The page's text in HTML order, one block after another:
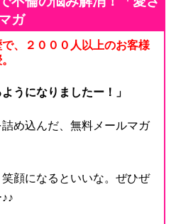
ガ
、２０００人以上のお客様
うになりましたー！」
め込んだ、無料メールマガ
顔になるといいな。ぜひぜ